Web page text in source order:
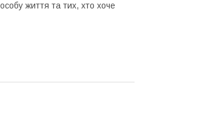
життя та тих, хто хоче